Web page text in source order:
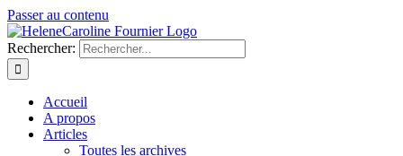
Passer au contenu
Rechercher:
Accueil
A propos
Articles
Toutes les archives